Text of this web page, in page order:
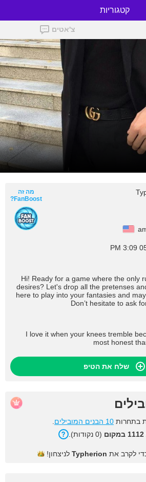
Typherion
צ'אטים
מה זה
FanBoost?
Hi! Ready for a game where the only
desires? Let's drop all the pretenses
here to play into your fantasies and
Don’t hesitate to ask
I love it when your knees tremble
most honest
שלח את הטיפ
בתחרות 10 הבנים המובילים
1112 במקום (0 נקודות).
לקרב את Typherion לניצחון!
קטגוריות